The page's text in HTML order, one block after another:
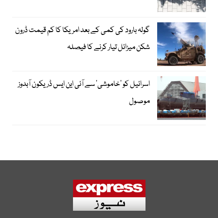
گولہ بارود کی کمی کے بعد امریکا کا کم قیمت ڈرون
شکن میزائل تیار کرنے کا فیصلہ
اسرائیل کو ’خاموشی‘ سے آئی این ایس ڈریکون آبدوز
موصول